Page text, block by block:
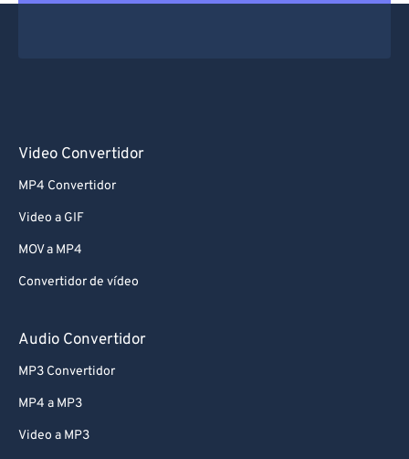
Video Convertidor
MP4 Convertidor
Video a GIF
MOV a MP4
Convertidor de vídeo
Audio Convertidor
MP3 Convertidor
MP4 a MP3
Video a MP3